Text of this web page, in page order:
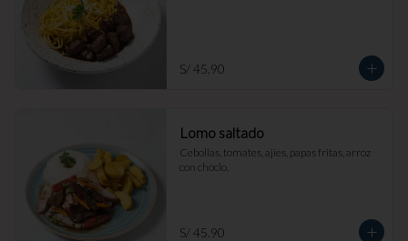
S/ 45.90
Lomo saltado
Cebollas, tomates, ajíes, papas fritas, arroz
con choclo.
S/ 45.90